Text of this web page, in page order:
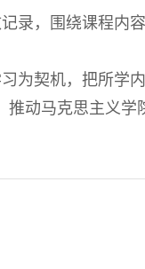
录，围绕课程内
为契机，把所学
动马克思主义学